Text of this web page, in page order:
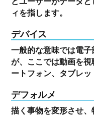
ィを指します。
デバイス
一般的な意味では電
が、ここでは動画を
ートフォン、タブレッ
デフォルメ
描く事物を変形させ、